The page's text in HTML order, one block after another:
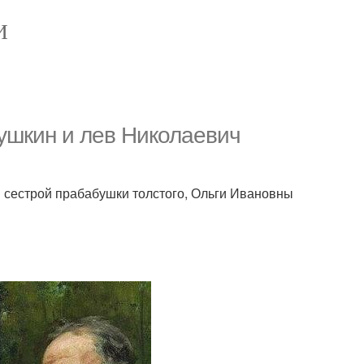
и лев Николаевич
прабабушки толстого, Ольги Ивановны